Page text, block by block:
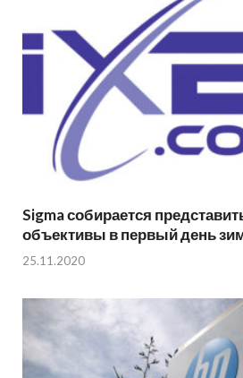
Sigma собирается
объективы в первый день
25.11.2020